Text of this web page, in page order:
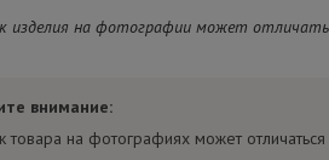
изделия на фотографии может
внимание:
товара на фотографиях может отличаться